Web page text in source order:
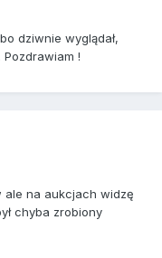
dziwnie wyglądał,
!
ale na aukcjach widzę
chyba zrobiony